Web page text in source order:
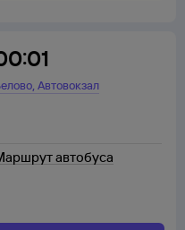
,Автовокзал
автобуса